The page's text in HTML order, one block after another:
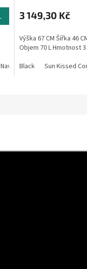
Navy Metallic Peach
3 149,30 Kč
Výška 67 CM Šířka 46
Objem 70 L Hmotnost 3
Black
Sun Kissed